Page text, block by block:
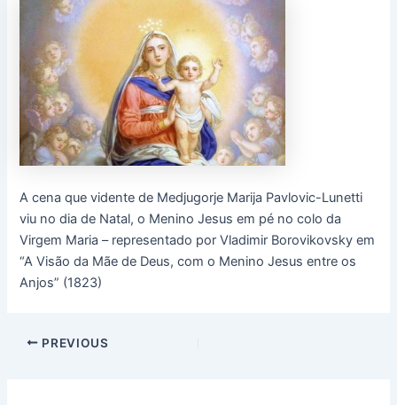
A cena que vidente de Medjugorje Marija Pavlovic-Lunetti
viu no dia de Natal, o Menino Jesus em pé no colo da
Virgem Maria – representado por Vladimir Borovikovsky em
“A Visão da Mãe de Deus, com o Menino Jesus entre os
Anjos” (1823)
PREVIOUS